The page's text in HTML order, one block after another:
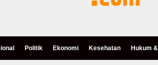
Politik Ekonomi Kesehatan Hukum